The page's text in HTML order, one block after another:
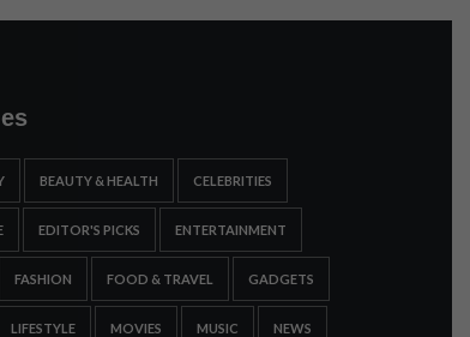
BEAUTY & HEALTH CELEBRITIES
EDITOR'S PICKS ENTERTAINMENT
FASHION FOOD & TRAVEL GADGETS
LIFESTYLE MOVIES MUSIC NEWS